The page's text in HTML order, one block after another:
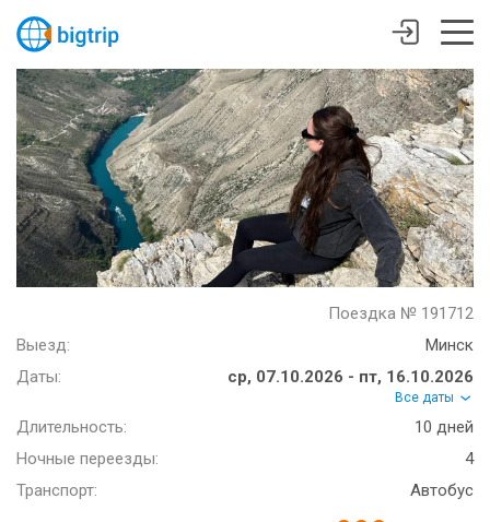
Поездка № 191712
Выезд:
Минск
Даты:
ср, 07.10.2026 - пт, 16.10.2026
Все даты
Длительность:
10 дней
Ночные переезды:
4
Транспорт:
Автобус